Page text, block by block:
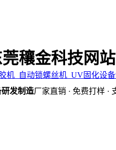
穰金科技网
发制造厂家直销 · 免费打样 ·